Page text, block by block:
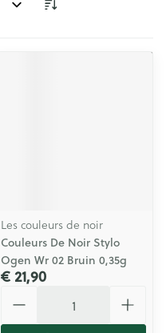
Les couleurs de noir
Couleurs De Noir Stylo
Ogen Wr 02 Bruin 0,35g
€ 21,90